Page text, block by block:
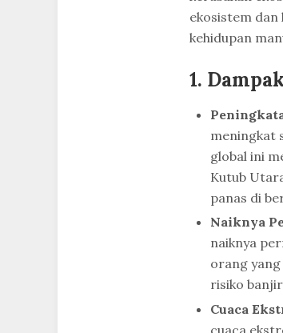
ekosistem dan
kehidupan
1.
meningkat
global ini
Kutub
panas di
Naiknya
naiknya
orang
risiko
Cuaca